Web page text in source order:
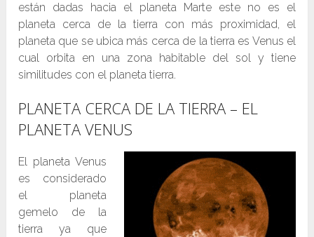
están dadas hacia el planeta Marte este no es el
planeta cerca de la tierra con más proximidad, el
planeta que se ubica más cerca de la tierra es Venus el
cual orbita en una zona habitable del sol y tiene
similitudes con el planeta tierra.
PLANETA CERCA DE LA TIERRA – EL
PLANETA VENUS
El planeta Venus
es considerado
el planeta
gemelo de la
tierra ya que